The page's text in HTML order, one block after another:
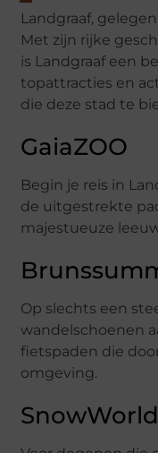
Landgraaf,
Met zijn rijke
is Landgraaf een
topattracties en
die deze stad te
GaiaZOO
Begin je reis in
de uitgestrekte
majestueuze
Op slechts een
wandelschoenen
fietspaden die
omgeving.
SnowWorld